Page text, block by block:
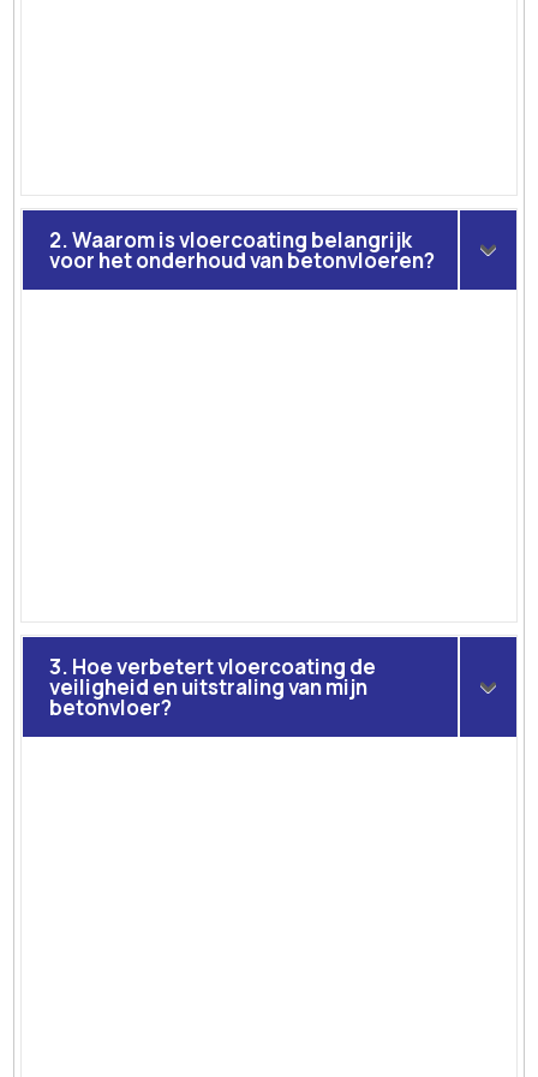
2. Waarom is vloercoating belangrijk
voor het onderhoud van betonvloeren?
3. Hoe verbetert vloercoating de
veiligheid en uitstraling van mijn
betonvloer?